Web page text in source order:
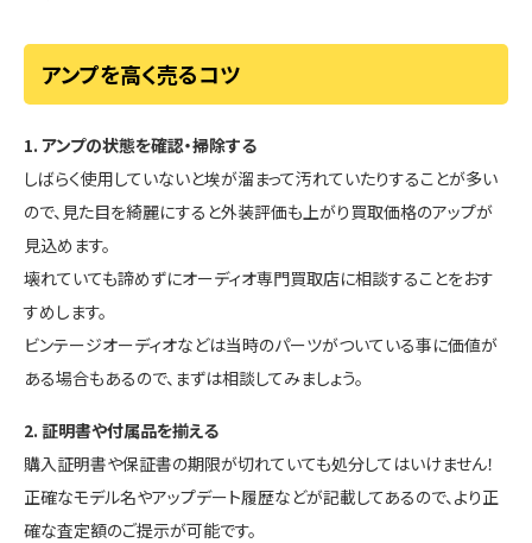
アンプを高く売るコツ
1. アンプの状態を確認・掃除する
しばらく使用していないと埃が溜まって汚れていたりすることが多い
ので、見た目を綺麗にすると外装評価も上がり買取価格のアップが
見込めます。
壊れていても諦めずにオーディオ専門買取店に相談することをおす
すめします。
ビンテージオーディオなどは当時のパーツがついている事に価値が
ある場合もあるので、まずは相談してみましょう。
2. 証明書や付属品を揃える
購入証明書や保証書の期限が切れていても処分してはいけません！
正確なモデル名やアップデート履歴などが記載してあるので、より正
確な査定額のご提示が可能です。